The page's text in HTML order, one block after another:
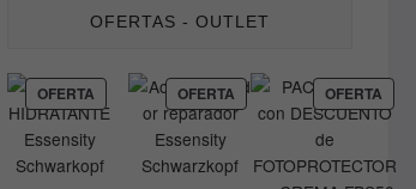
OFERTAS - OUTLET
OFERTAPRODUCTO
EN
OFERTA
OFERTA PRODUCTO
EN
OFERTA
EN